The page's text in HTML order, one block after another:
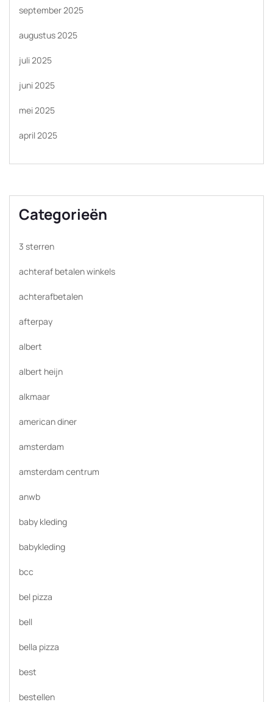
september 2025
augustus 2025
juli 2025
juni 2025
mei 2025
april 2025
Categorieën
3 sterren
achteraf betalen winkels
achterafbetalen
afterpay
albert
albert heijn
alkmaar
american diner
amsterdam
amsterdam centrum
anwb
baby kleding
babykleding
bcc
bel pizza
bell
bella pizza
best
bestellen